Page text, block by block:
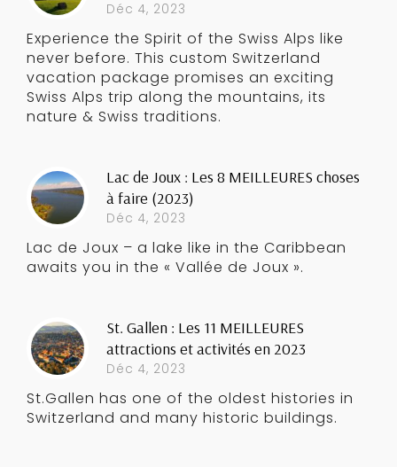
Déc 4, 2023
Experience the Spirit of the Swiss Alps like
never before. This custom Switzerland
vacation package promises an exciting
Swiss Alps trip along the mountains, its
nature & Swiss traditions.
Lac de Joux : Les 8 MEILLEURES choses
à faire (2023)
Déc 4, 2023
Lac de Joux – a lake like in the Caribbean
awaits you in the « Vallée de Joux ».
St. Gallen : Les 11 MEILLEURES
attractions et activités en 2023
Déc 4, 2023
St.Gallen has one of the oldest histories in
Switzerland and many historic buildings.